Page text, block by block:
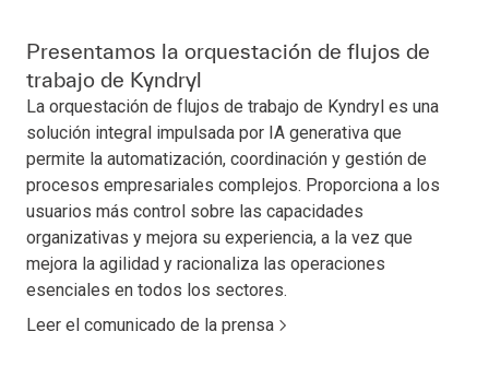
Presentamos la orquestación de flujos de
trabajo de Kyndryl
La orquestación de flujos de trabajo de Kyndryl es una
solución integral impulsada por IA generativa que
permite la automatización, coordinación y gestión de
procesos empresariales complejos. Proporciona a los
usuarios más control sobre las capacidades
organizativas y mejora su experiencia, a la vez que
mejora la agilidad y racionaliza las operaciones
esenciales en todos los sectores.
Leer el comunicado de la prensa